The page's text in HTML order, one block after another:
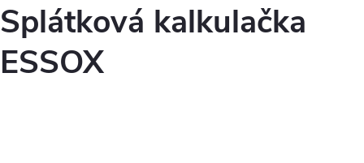
Splátková kalkulačka
ESSOX